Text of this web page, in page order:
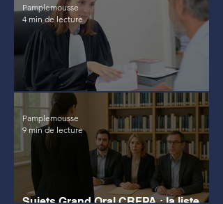
Annales du CRFPA
Pamplemousse
4 min de lecture
Pamplemousse
9 min de lecture